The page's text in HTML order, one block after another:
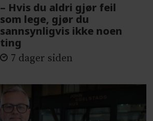
– Hvis du aldri gjør feil
som lege, gjør du
sannsynligvis ikke noen
ting
7 dager siden